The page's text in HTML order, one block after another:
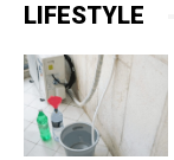
LIFESTYLE